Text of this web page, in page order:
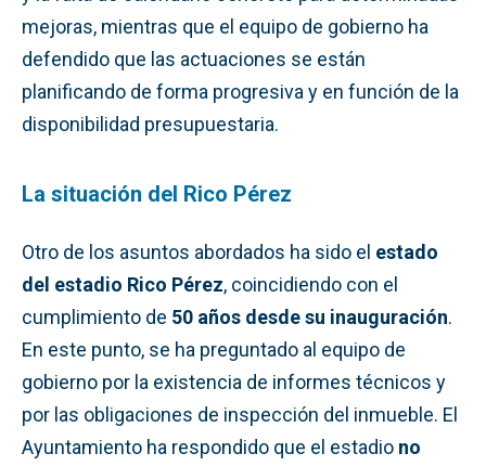
mejoras, mientras que el equipo de gobierno ha
defendido que las actuaciones se están
planificando de forma progresiva y en función de la
disponibilidad presupuestaria.
La situación del Rico Pérez
Otro de los asuntos abordados ha sido el estado
del estadio Rico Pérez, coincidiendo con el
cumplimiento de 50 años desde su inauguración.
En este punto, se ha preguntado al equipo de
gobierno por la existencia de informes técnicos y
por las obligaciones de inspección del inmueble. El
Ayuntamiento ha respondido que el estadio no